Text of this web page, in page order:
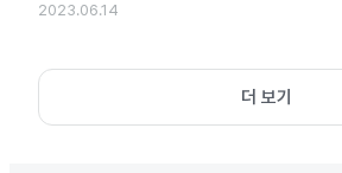
2023.06.14
더 보기